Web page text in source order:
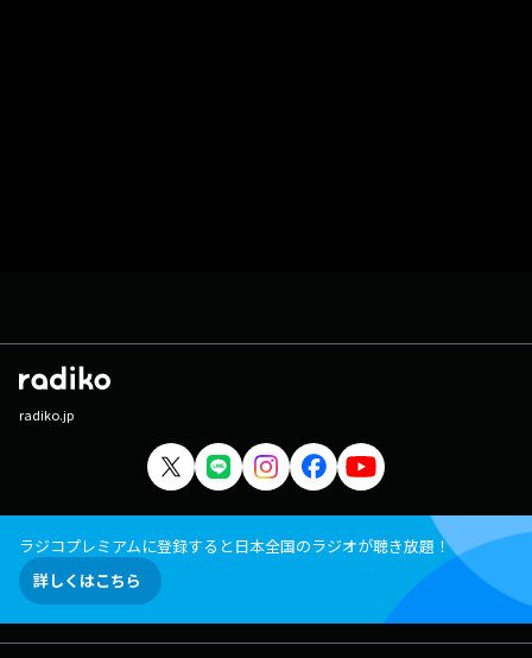
radiko.jp
ラジコプレミアムに登録すると日本全国のラジオが聴き放題！
詳しくはこちら